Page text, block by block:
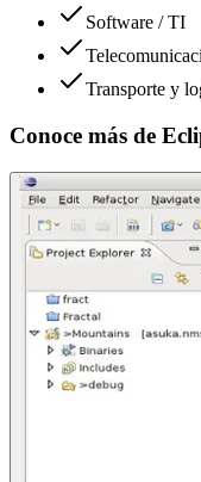
Software / TI
Transporte y
Conoce más de